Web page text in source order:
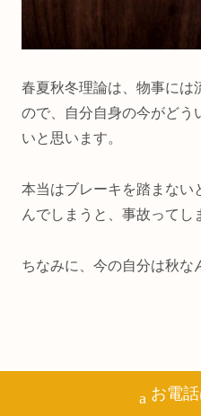
春夏秋冬理論は、物事には
ので、自分自身の今がどう
いと思います。
本当はブレーキを踏まない
んでしまうと、事故ってし
ちなみに、今の自分は秋な
お電